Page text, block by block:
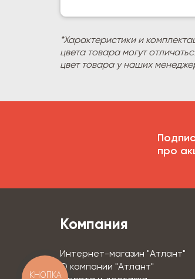
*Характеристики и
цвета товара могут
цвет товара у наших
про
Компания
Интернет-магазин "Атлант"
О компании "Атлант"
КНОПКА